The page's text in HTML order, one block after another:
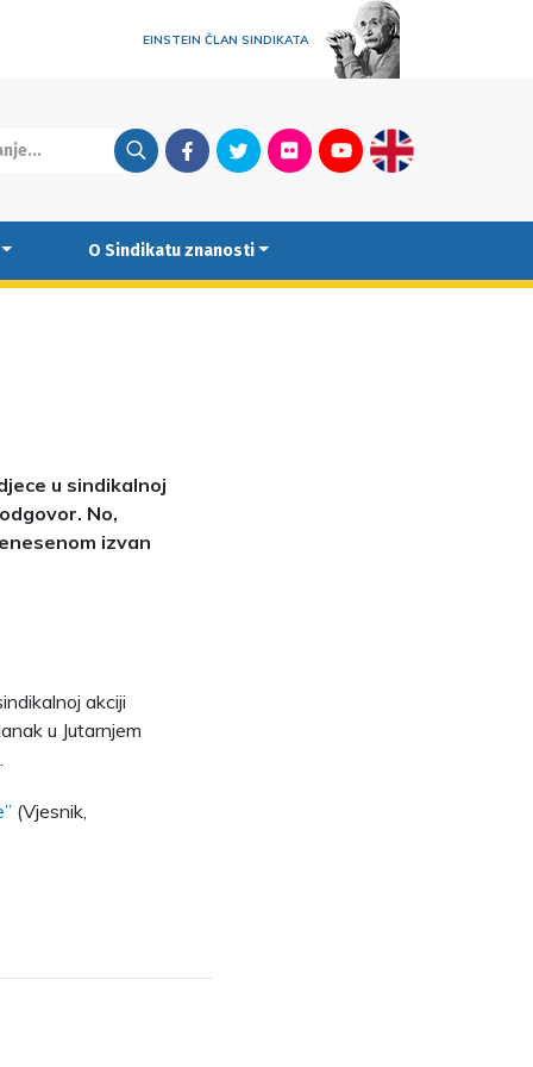
EINSTEIN ČLAN SINDIKATA
FacebookTwitterFlickrYoutubeEnglish
O Sindikatu znanosti
u sindikalnoj
No,
izvan
akciji
u Jutarnjem
(Vjesnik,